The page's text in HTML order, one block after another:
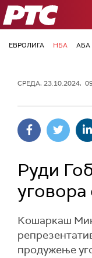
РТС
ЕВРОЛИГА НБА АБА
СРЕДА, 23.10.2024,
Руди
Кошаркаш
продужење